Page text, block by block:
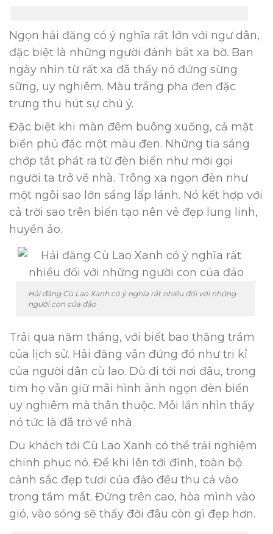
Ngọn hải đăng có ý nghĩa rất lớn với ngư dân,
đặc biệt là những người đánh bắt xa bờ. Ban
ngày nhìn từ rất xa đã thấy nó đứng sừng
sững, uy nghiêm. Màu trắng pha đen đặc
trưng thu hút sự chú ý.
Đặc biệt khi màn đêm buông xuống, cả mặt
biển phủ đặc một màu đen. Những tia sáng
chớp tắt phát ra từ đèn biển như mời gọi
người ta trở về nhà. Trông xa ngọn đèn như
một ngôi sao lớn sáng lấp lánh. Nó kết hợp với
cả trời sao trên biển tạo nên vẻ đẹp lung linh,
huyền ảo.
Hải đăng Cù Lao Xanh có ý nghĩa rất nhiều đối với những
người con của đảo
Trải qua năm tháng, với biết bao thăng trầm
của lịch sử. Hải đăng vẫn đứng đó như tri kỉ
của người dân cù lao. Dù đi tới nơi đâu, trong
tim họ vẫn giữ mãi hình ảnh ngọn đèn biển
uy nghiêm mà thân thuộc. Mỗi lần nhìn thấy
nó tức là đã trở về nhà.
Du khách tới Cù Lao Xanh có thể trải nghiệm
chinh phục nó. Để khi lên tới đỉnh, toàn bộ
cảnh sắc đẹp tươi của đảo đều thu cả vào
trong tầm mắt. Đứng trên cao, hòa mình vào
gió, vào sóng sẽ thấy đời đâu còn gì đẹp hơn.